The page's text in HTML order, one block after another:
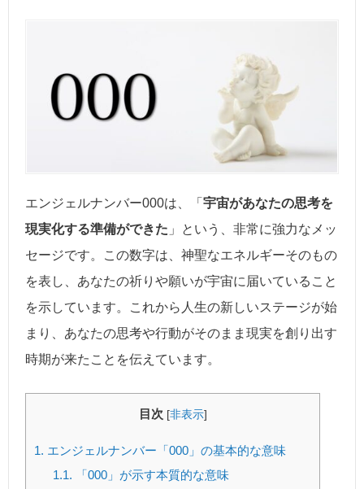
エンジェルナンバー000は、「 宇宙があなたの思考を
現実化する準備ができた 」という、非常に強力なメッ
セージです。この数字は、神聖なエネルギーそのもの
を表し、あなたの祈りや願いが宇宙に届いていること
を示しています。これから人生の新しいステージが始
まり、あなたの思考や行動がそのまま現実を創り出す
時期が来たことを伝えています。
目次 [非表示]
1. エンジェルナンバー「000」の基本的な意味
1.1. 「000」が示す本質的な意味